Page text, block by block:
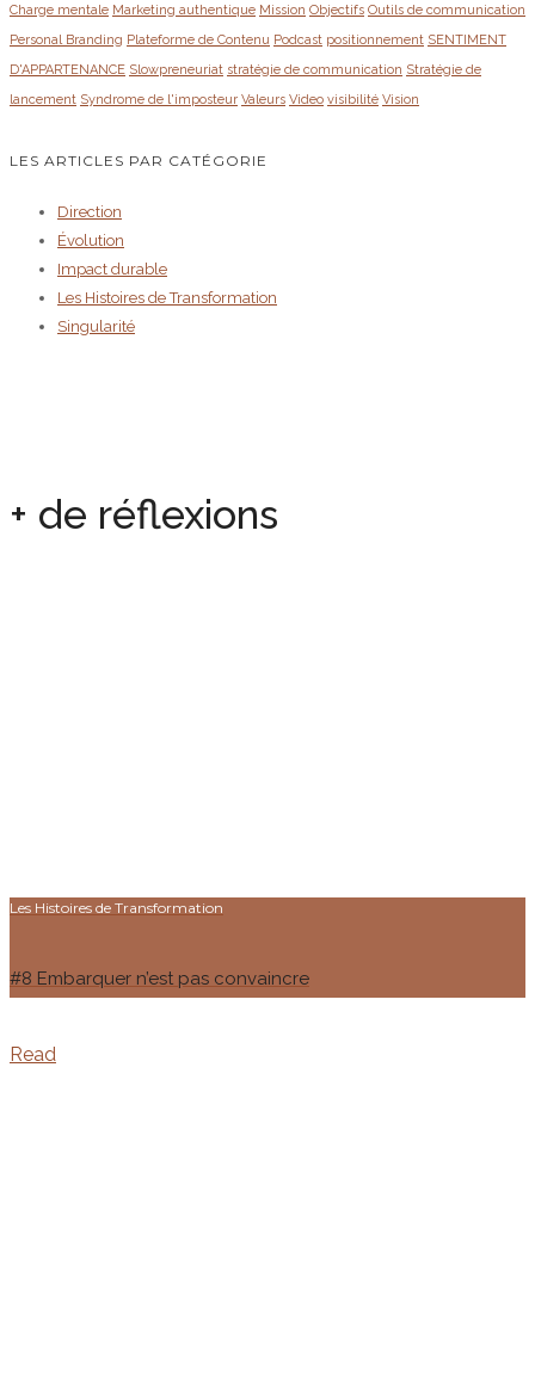
Charge mentale Marketing authentique Mission Objectifs Outils de communication
Personal Branding Plateforme de Contenu Podcast positionnement SENTIMENT
D'APPARTENANCE Slowpreneuriat stratégie de communication Stratégie de
lancement Syndrome de l'imposteur Valeurs Video visibilité Vision
LES ARTICLES PAR CATÉGORIE
Direction
Évolution
Impact durable
Les Histoires de Transformation
Singularité
+ de réflexions
Les Histoires de Transformation
#8 Embarquer n’est pas convaincre
Read